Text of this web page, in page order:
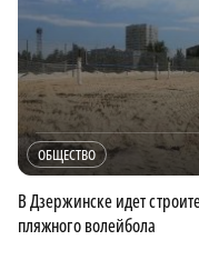
ОБЩЕСТВО
В Дзержинске идет
пляжного волейбола